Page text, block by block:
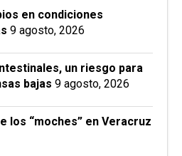
en condiciones
9 agosto, 2026
un riesgo para
bajas 9 agosto, 2026
los “moches” en Veracruz